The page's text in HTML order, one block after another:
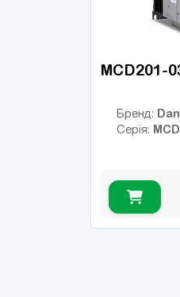
MCD201-
Бренд:
Серія: